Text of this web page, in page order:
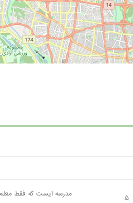
5 مدرسه ایست که فقط